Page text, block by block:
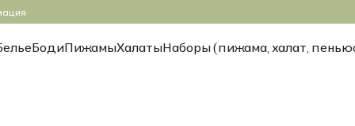
БодиПижамыХалатыНаборы (пижама, халат,